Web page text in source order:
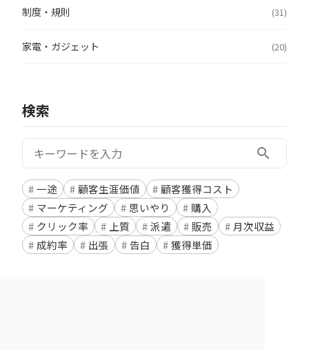
制度・規則 (31)
家電・ガジェット (20)
検索
検索: search
一途 顧客生涯価値
顧客獲得コスト
マーケティング
思いやり
購入
クリック率
上質 派遣 販売
月次収益
成約率
出張 告白 獲得単価